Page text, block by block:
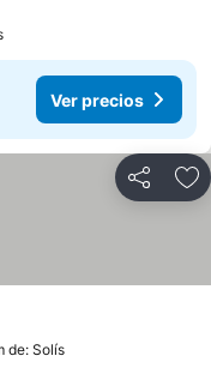
Ver precios
Compartir
de: Solís